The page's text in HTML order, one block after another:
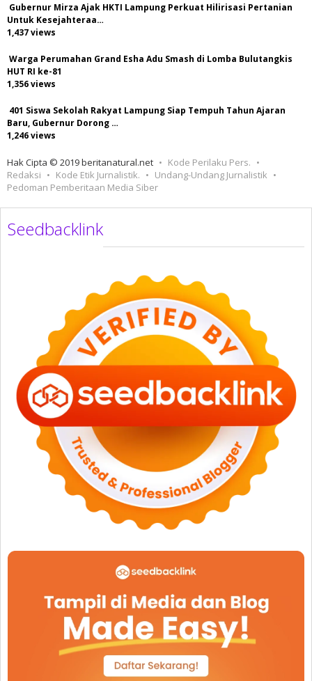
Gubernur Mirza Ajak HKTI Lampung Perkuat Hilirisasi Pertanian
Untuk Kesejahteraa…
1,437 views
Warga Perumahan Grand Esha Adu Smash di Lomba Bulutangkis
HUT RI ke-81
1,356 views
401 Siswa Sekolah Rakyat Lampung Siap Tempuh Tahun Ajaran
Baru, Gubernur Dorong …
1,246 views
Hak Cipta © 2019 beritanatural.net
Kode Perilaku Pers.
Redaksi
Kode Etik Jurnalistik.
Undang-Undang Jurnalistik
Pedoman Pemberitaan Media Siber
Seedbacklink